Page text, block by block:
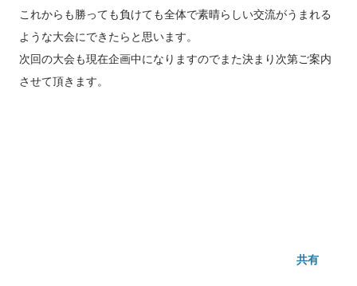
これからも勝っても負けても全体で素晴らしい交流がうまれる
ような大会にできたらと思います。
次回の大会も現在企画中になりますのでまた決まり次第ご案内
させて頂きます。
共有